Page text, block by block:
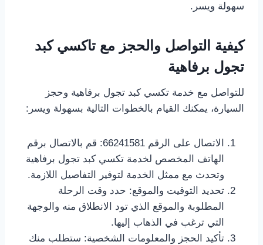
سهولة ويسر.
كيفية التواصل والحجز مع تاكسي كبد
تجول برفاهية
للتواصل مع خدمة تكسي كبد تجول برفاهية وحجز
السيارة، يمكنك القيام بالخطوات التالية بسهولة ويسر:
الاتصال على الرقم 66241581: قم بالاتصال برقم
الهاتف المخصص لخدمة تكسي كبد تجول برفاهية
وتحدث مع ممثل الخدمة لتوفير التفاصيل اللازمة.
تحديد التوقيت والموقع: حدد وقت الرحلة
المطلوبة والموقع الذي تود الانطلاق منه والوجهة
التي ترغب في الذهاب إليها.
تأكيد الحجز والمعلومات الشخصية: ستطلب منك